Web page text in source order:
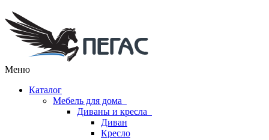
Меню
Каталог
Мебель для дома
Диваны и кресла
Диван
Кресло